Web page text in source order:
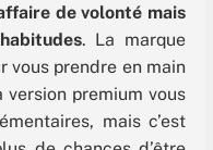
de volonté mais
. La marque
vous prendre en main
premium vous
mais c’est